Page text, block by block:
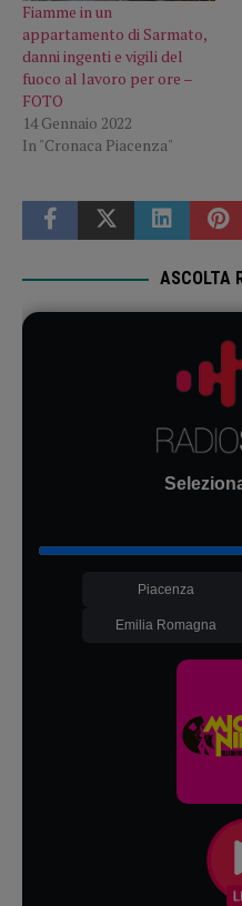
Fiamme in un
appartamento di Sarmato,
danni ingenti e vigili del
fuoco al lavoro per ore –
FOTO
14 Gennaio 2022
In "Cronaca Piacenza"
ASCOLTA
Piacenza
Emilia Romagna